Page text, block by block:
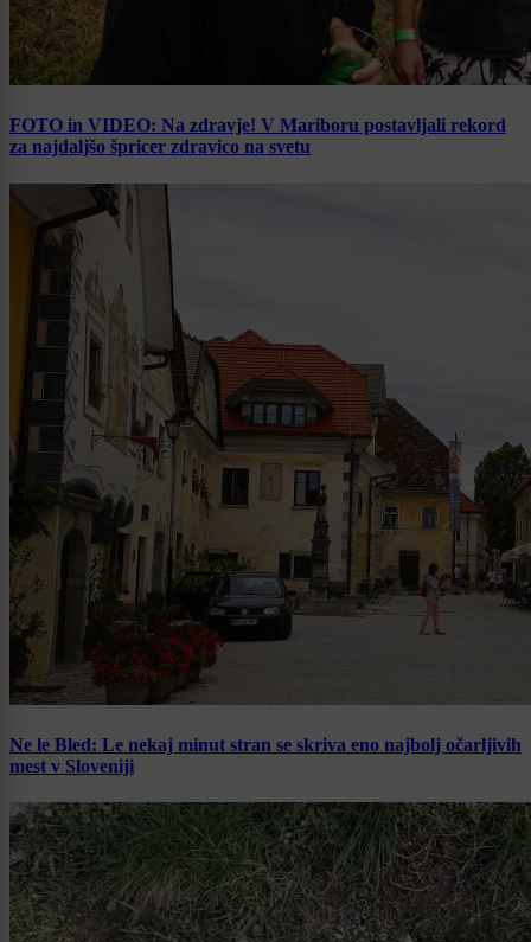
FOTO in VIDEO: Na zdravje! V Mariboru postavljali rekord
za najdaljšo špricer zdravico na svetu
Ne le Bled: Le nekaj minut stran se skriva eno najbolj očarljivih
mest v Sloveniji